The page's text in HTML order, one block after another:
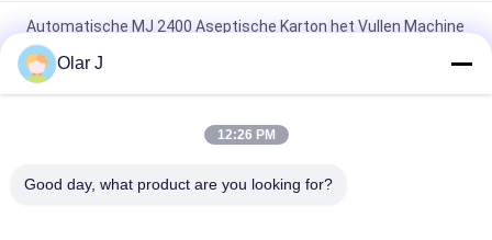
Automatische MJ 2400 Aseptische Karton het Vullen Machine
1000ML voor Melkdrank
125ml de aseptische Baksteenkarton het Vullen Verpakkende
Machine van de Machinedrank
Karton van Machinejuice packing 1L
Olar J
12:26 PM
Good day, what product are you looking for?